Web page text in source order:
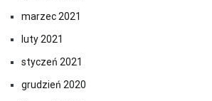
marzec 2021
luty 2021
styczeń 2021
grudzień 2020